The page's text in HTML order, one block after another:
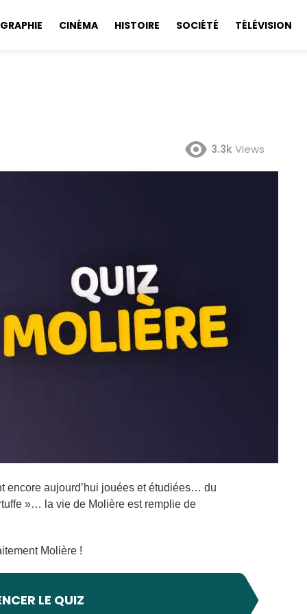
CINÉMA HISTOIRE SOCIÉTÉ TÉLÉVISION
3.3kViews
encore aujourd’hui jouées et étudiées… du
»… la vie de Molière est remplie de
Molière !
LE QUIZ